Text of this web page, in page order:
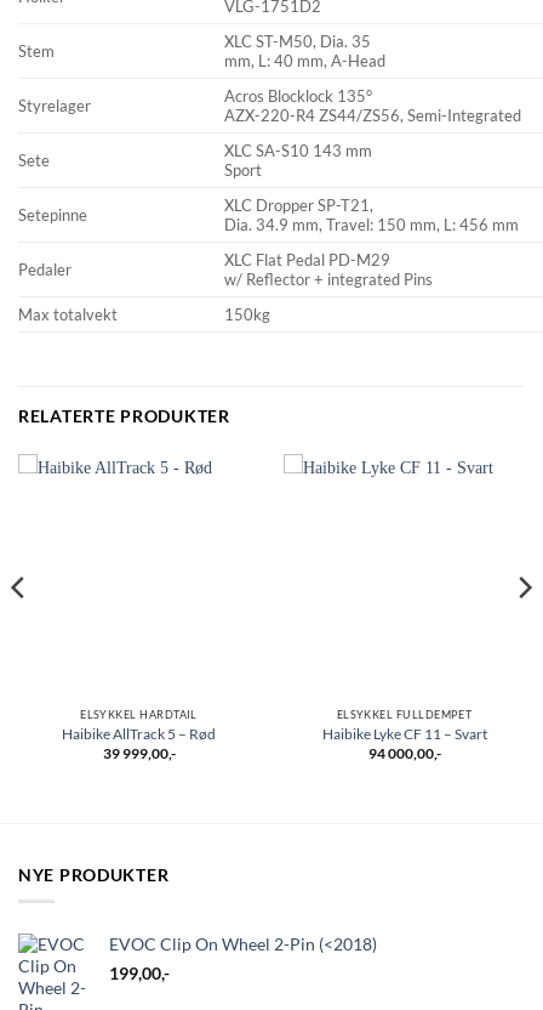
VLG-1751D2
Stem
XLC ST-M50, Dia. 35
mm, L: 40 mm, A-Head
Styrelager
Acros Blocklock 135°
AZX-220-R4 ZS44/ZS56, Semi-Integrated
Sete
XLC SA-S10 143 mm
Sport
Setepinne
XLC Dropper SP-T21,
Dia. 34.9 mm, Travel: 150 mm, L: 456 mm
Pedaler
XLC Flat Pedal PD-M29
w/ Reflector + integrated Pins
Max totalvekt
150kg
RELATERTE PRODUKTER
ELSYKKEL HARDTAIL
Haibike AllTrack 5 – Rød
39 999,00,-
ELSYKKEL FULLDEMPET
Haibike Lyke CF 11 – Svart
94 000,00,-
NYE PRODUKTER
EVOC Clip On Wheel 2-Pin (<2018)
199,00,-